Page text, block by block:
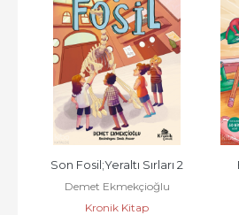
Son Fosil;Yeraltı Sırları 2
Demet Ekmekçioğlu
Kronik Kitap